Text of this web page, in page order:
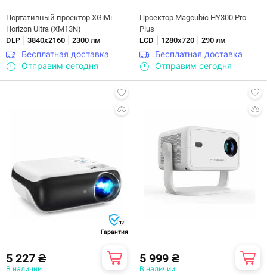
Портативный проектор XGiMi
Horizon Ultra (XM13N)
DLP
3840х2160 2300 лм
Бесплатная доставка
Отправим сегодня
Проектор Magcubic HY300 Pro
Plus
LCD
1280х720 290 лм
Бесплатная доставка
Отправим сегодня
12
Гарантия
5 227 ₴
В наличии
5 999 ₴
В наличии